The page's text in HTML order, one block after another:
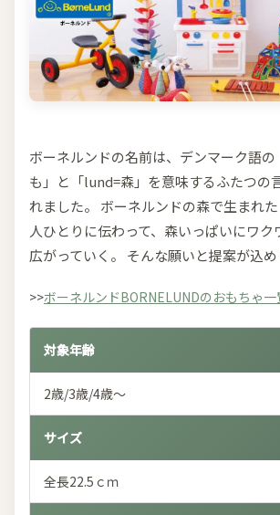
ボーネルンドの名前は、デンマーク語
も」と「lund=森」を意味するふたつの
れました。 ボーネルンドの森で生まれ
人ひとりに伝わって、森いっぱいにワク
広がっていく。 そんな願いと提案が込め
>>ボーネルンドBORNELUNDのおもちゃ一
対象年齢
2歳/3歳/4歳～
サイズ
全長22.5ｃｍ